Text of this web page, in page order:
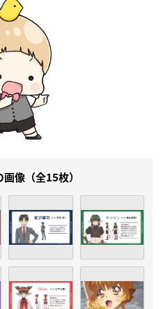
像（全15枚）